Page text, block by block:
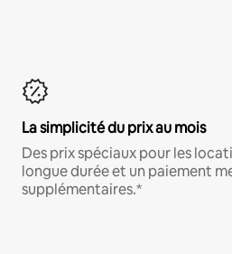
La simplicité du prix au mois
Des prix spéciaux pour les
longue durée et un paiement
supplémentaires.*